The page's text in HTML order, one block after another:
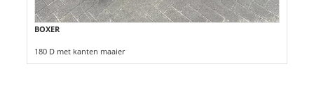
BOXER
180 D met kanten maaier